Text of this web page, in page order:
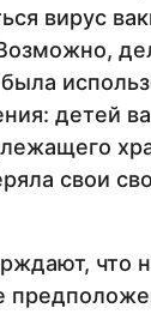
вирус
детей
свои
что